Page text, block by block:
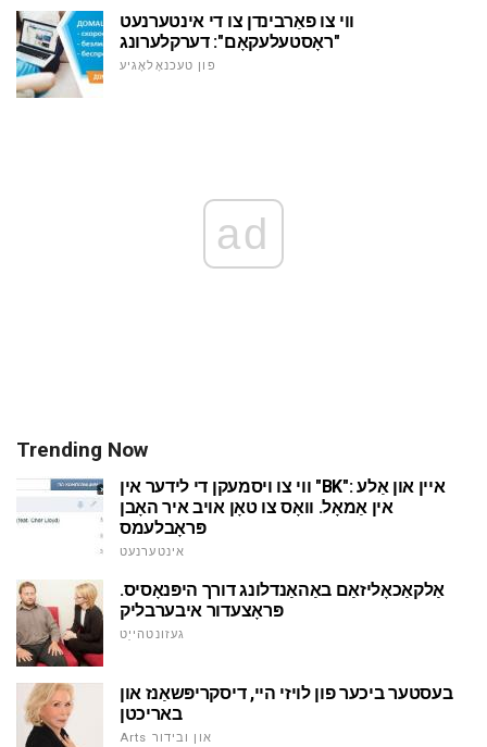
ווי צו פאַרבינדן צו די אינטערנעט
"ראָסטעלעקאָם": דערקלערונג
פון טעכנאָלאָגיע
ad
Trending Now
ווי צו ויסמעקן די לידער אין "BK": איין און אַלע
אין אַמאָל. וואָס צו טאָן אויב איר האָבן
פּראָבלעמס
אינטערנעט
אַלקאַכאָליזאַם באַהאַנדלונג דורך היפּנאָסיס.
פּראָצעדור איבערבליק
געזונטהייַט
בעסטער ביכער פון לויזי היי, דיסקריפּשאַנז און
באריכטן
Arts און ובידור